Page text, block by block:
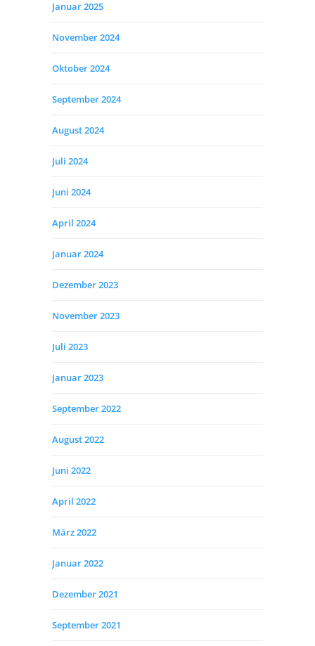
Januar 2025
November 2024
Oktober 2024
September 2024
August 2024
Juli 2024
Juni 2024
April 2024
Januar 2024
Dezember 2023
November 2023
Juli 2023
Januar 2023
September 2022
August 2022
Juni 2022
April 2022
März 2022
Januar 2022
Dezember 2021
September 2021